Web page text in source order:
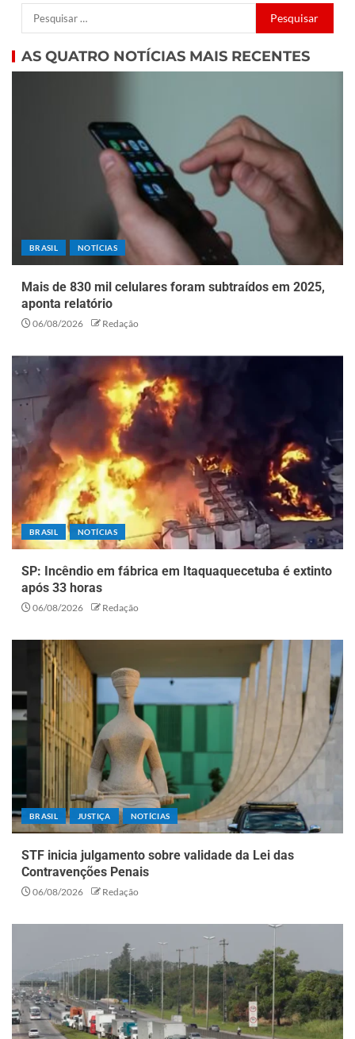
AS QUATRO NOTÍCIAS MAIS RECENTES
BRASIL NOTÍCIAS
Mais de 830 mil celulares foram subtraídos em 2025,
aponta relatório
06/08/2026 Redação
BRASIL NOTÍCIAS
SP: Incêndio em fábrica em Itaquaquecetuba é extinto
após 33 horas
06/08/2026 Redação
BRASIL JUSTIÇA NOTÍCIAS
STF inicia julgamento sobre validade da Lei das
Contravenções Penais
06/08/2026 Redação